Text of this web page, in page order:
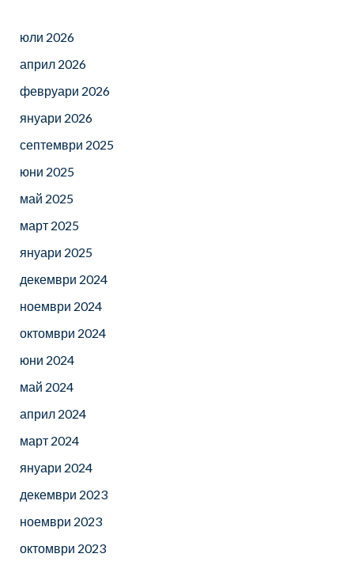
юли 2026
април 2026
февруари 2026
януари 2026
септември 2025
юни 2025
май 2025
март 2025
януари 2025
декември 2024
ноември 2024
октомври 2024
юни 2024
май 2024
април 2024
март 2024
януари 2024
декември 2023
ноември 2023
октомври 2023